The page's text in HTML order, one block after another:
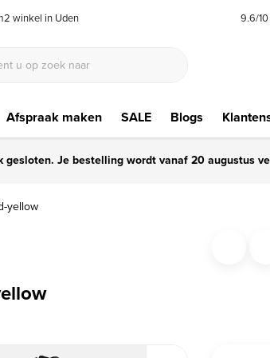
winkel in Uden 9.6/10
Afspraak maken SALE Blogs
Je bestelling wordt vanaf 20 augustus
yellow